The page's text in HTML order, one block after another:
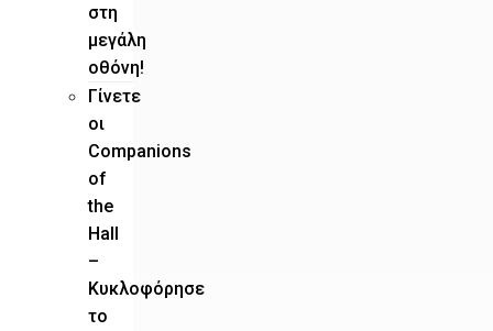
στη
μεγάλη
οθόνη!
Γίνετε
οι
Companions
of
the
Hall
–
Κυκλοφόρησε
το